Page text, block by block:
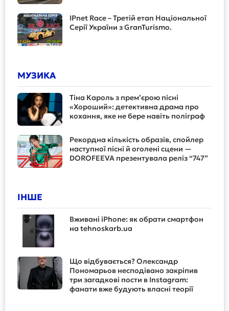
IPnet Race – Третій етап Національної
Серії України з GranTurismo.
МУЗИКА
Тіна Кароль з прем’єрою пісні
«Хороший»: детективна драма про
кохання, яке не бере навіть поліграф
Рекордна кількість образів, спойлер
наступної пісні й оголені сцени —
DOROFEEVA презентувала реліз “747”
ІНШЕ
Вживані iPhone: як обрати смартфон
на tehnoskarb.ua
Що відбувається? Олександр
Пономарьов несподівано закріпив
три загадкові пости в Instagram:
фанати вже будують власні теорії